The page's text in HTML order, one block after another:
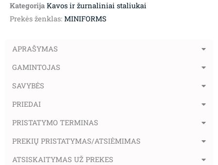
Kategorija Kavos ir žurnaliniai staliukai
Prekės ženklas: MINIFORMS
APRAŠYMAS
GAMINTOJAS
SAVYBĖS
PRIEDAI
PRISTATYMO TERMINAS
PREKIŲ PRISTATYMAS/ATSIĖMIMAS
ATSISKAITYMAS UŽ PREKES